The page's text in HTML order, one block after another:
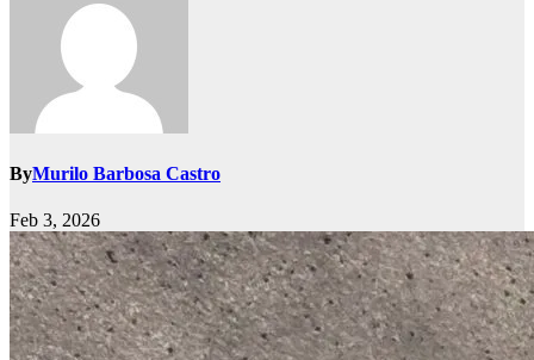
ByMurilo Barbosa Castro
Feb 3, 2026